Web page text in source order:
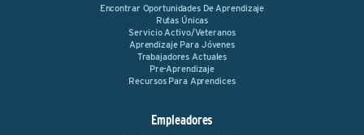
Encontrar Oportunidades De Aprendizaje
Rutas Únicas
Servicio Activo/Veteranos
Aprendizaje Para Jóvenes
Trabajadores Actuales
Pre-Aprendizaje
Recursos Para Aprendices
Empleadores